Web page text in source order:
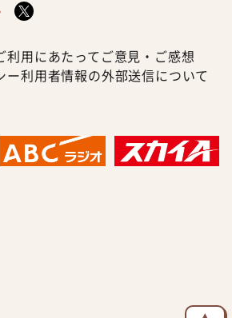
利用にあたって ご意見・ご感想
ー利用者情報の外部送信について